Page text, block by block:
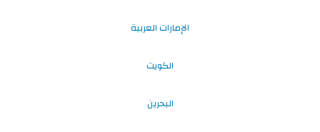
الإمارات العربية
الكويت
البحرين